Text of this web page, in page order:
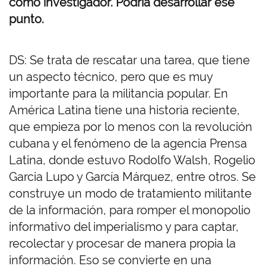
punto.
DS: Se trata de rescatar una tarea, que tiene
un aspecto técnico, pero que es muy
importante para la militancia popular. En
América Latina tiene una historia reciente,
que empieza por lo menos con la revolución
cubana y el fenómeno de la agencia Prensa
Latina, donde estuvo Rodolfo Walsh, Rogelio
Garcia Lupo y García Márquez, entre otros. Se
construye un modo de tratamiento militante
de la información, para romper el monopolio
informativo del imperialismo y para captar,
recolectar y procesar de manera propia la
información. Eso se convierte en una